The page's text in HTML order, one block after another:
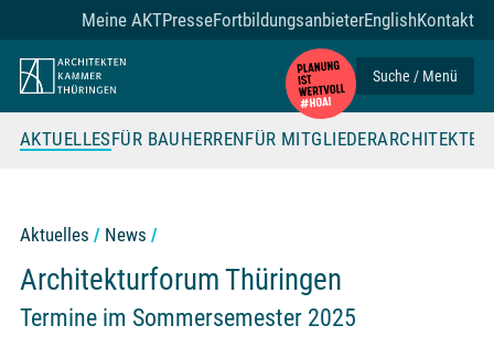
Zum Seiteninhalt
Suche / Menü
AKTUELLESFÜR BAUHERRENFÜR MITGLIEDER
Meine AKTPresseFortbildungsanbieterEnglishKontakt
Aktuelles News
Architekturforum Thüringen
Termine im Sommersemester 2025